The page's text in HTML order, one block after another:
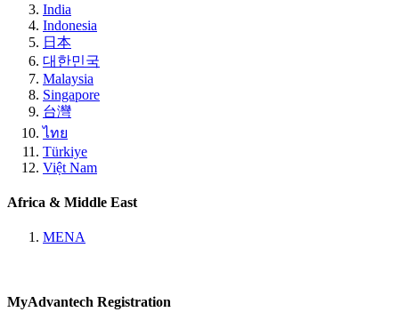
India
Indonesia
日本
대한민국
Malaysia
Singapore
台灣
ไทย
Türkiye
Việt Nam
Africa & Middle East
MENA
MyAdvantech Registration